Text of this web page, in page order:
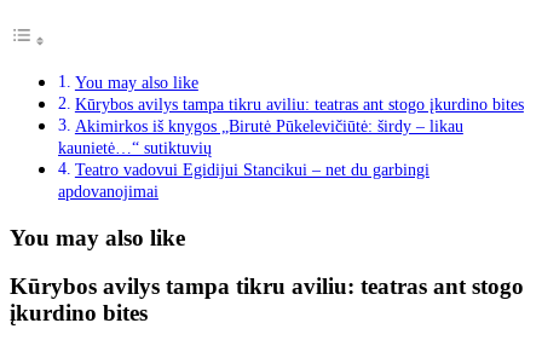
You may also like
Kūrybos avilys tampa tikru aviliu: teatras ant stogo įkurdino bites
Akimirkos iš knygos „Birutė Pūkelevičiūtė: širdy – likau
kaunietė…“ sutiktuvių
Teatro vadovui Egidijui Stancikui – net du garbingi
apdovanojimai
You may also like
Kūrybos avilys tampa tikru aviliu: teatras ant stogo
įkurdino bites